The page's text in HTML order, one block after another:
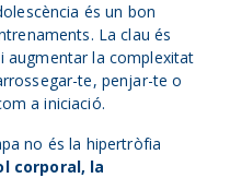
és un bon
La clau és
augmentar la complexitat
te, penjar-te o
a iniciació.
no és la hipertròfia
corporal, la